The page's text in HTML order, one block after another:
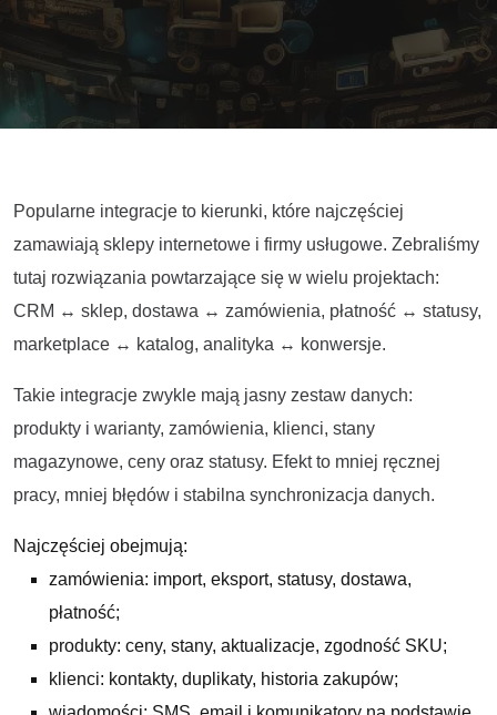
Popularne integracje to kierunki, które najczęściej
zamawiają sklepy internetowe i firmy usługowe. Zebraliśmy
tutaj rozwiązania powtarzające się w wielu projektach:
CRM ↔ sklep, dostawa ↔ zamówienia, płatność ↔ statusy,
marketplace ↔ katalog, analityka ↔ konwersje.
Takie integracje zwykle mają jasny zestaw danych:
produkty i warianty, zamówienia, klienci, stany
magazynowe, ceny oraz statusy. Efekt to mniej ręcznej
pracy, mniej błędów i stabilna synchronizacja danych.
Najczęściej obejmują:
zamówienia: import, eksport, statusy, dostawa,
płatność;
produkty: ceny, stany, aktualizacje, zgodność SKU;
klienci: kontakty, duplikaty, historia zakupów;